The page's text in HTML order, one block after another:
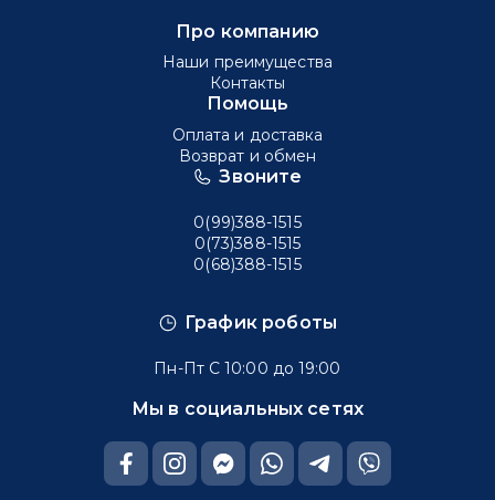
График роботы
Пн-Пт С 10:00 до 19:00
Мы в социальных сетях
Звоните
0(99)388-1515
0(73)388-1515
0(68)388-1515
Про компанию
Наши преимущества
Контакты
Помощь
Оплата и доставка
Возврат и обмен